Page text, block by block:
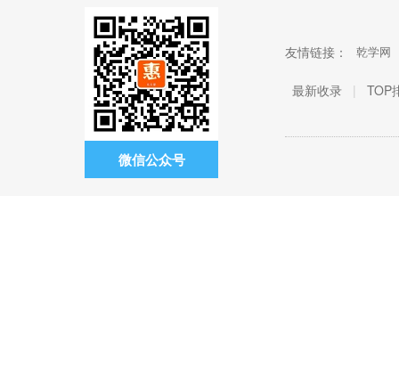
微信公众号
友情链接： 乾学网
最新收录 | TOP